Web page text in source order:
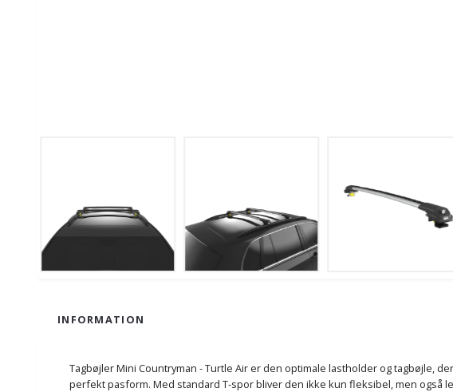
INFORMATION
Tagbøjler Mini Countryman - Turtle Air er den optimale lastholder og tagbøjle,
perfekt pasform. Med standard T-spor bliver den ikke kun fleksibel, men også